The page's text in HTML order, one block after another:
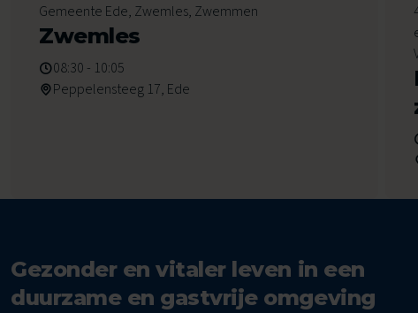
Augustus 2026
Gemeente Ede, Zwemles, Zwemmen
Zwemles
08:30 - 10:05
Peppelensteeg 17, Ede
Gezonder en vitaler leven in een
duurzame en gastvrije omgeving